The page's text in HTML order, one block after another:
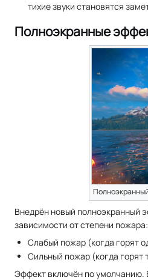
тихие звуки становятся
Полноэкранные
Внедрён новый полноэкранный
зависимости от степени пожара:
Слабый пожар (когда горят
Сильный пожар (когда горят
Эффект включён по умолчанию.